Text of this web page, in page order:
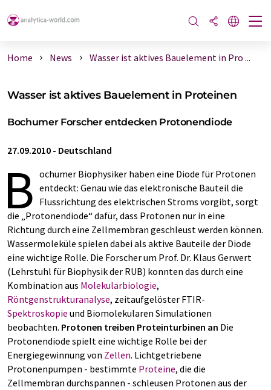
Home News Wasser ist aktives Bauelement in Pro ...
Wasser ist aktives Bauelement in Proteinen
Bochumer Forscher entdecken Protonendiode
27.09.2010 - Deutschland
B ochumer Biophysiker haben eine Diode für Protonen
entdeckt: Genau wie das elektronische Bauteil die
Flussrichtung des elektrischen Stroms vorgibt, sorgt
die „Protonendiode“ dafür, dass Protonen nur in eine
Richtung durch eine Zellmembran geschleust werden können.
Wassermoleküle spielen dabei als aktive Bauteile der Diode
eine wichtige Rolle. Die Forscher um Prof. Dr. Klaus Gerwert
(Lehrstuhl für Biophysik der RUB) konnten das durch eine
Kombination aus Molekularbiologie,
Röntgenstrukturanalyse, zeitaufgelöster FTIR-
Spektroskopie und Biomolekularen Simulationen
beobachten. Protonen treiben Proteinturbinen an Die
Protonendiode spielt eine wichtige Rolle bei der
Energiegewinnung von Zellen. Lichtgetriebene
Protonenpumpen - bestimmte Proteine, die die
Zellmembran durchspannen - schleusen Protonen aus der